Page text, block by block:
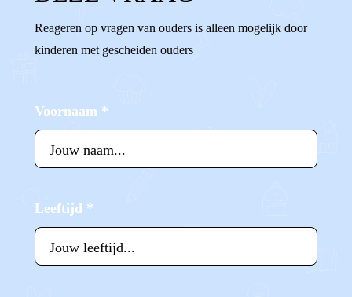
Reageren op vragen van ouders is alleen mogelijk door
kinderen met gescheiden ouders
Voornaam *
Leeftijd *